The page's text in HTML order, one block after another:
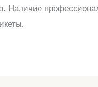
Наличие